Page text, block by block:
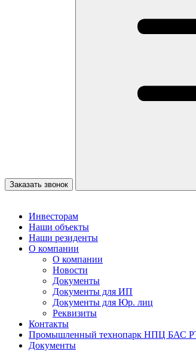
Заказать звонок
Инвесторам
Наши объекты
Наши резиденты
О компании
О компании
Новости
Документы
Документы для ИП
Документы для Юр. лиц
Реквизиты
Контакты
Промышленный технопарк НПЦ БАС
Документы